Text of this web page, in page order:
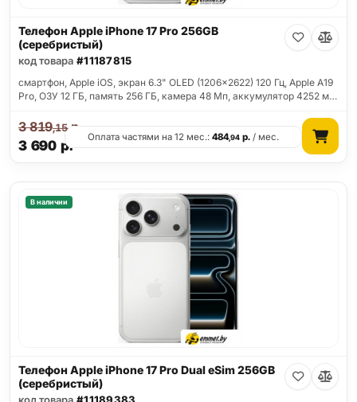
Телефон Apple iPhone 17 Pro 256GB
(серебристый)
код товара #11187815
смартфон, Apple iOS, экран 6.3" OLED (1206x2622) 120 Гц, Apple A19
Pro, ОЗУ 12 ГБ, память 256 ГБ, камера 48 Мп, аккумулятор 4252 м…
3 690 р.
3 819,15р.
Оплата частями на 12 мес.:484,94 р. / мес.
В наличии
Телефон Apple iPhone 17 Pro Dual eSim 256GB
(серебристый)